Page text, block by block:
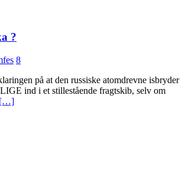
?
8
på at den russiske atomdrevne isbryder
ind i et stillestående fragtskib, selv om
[…]